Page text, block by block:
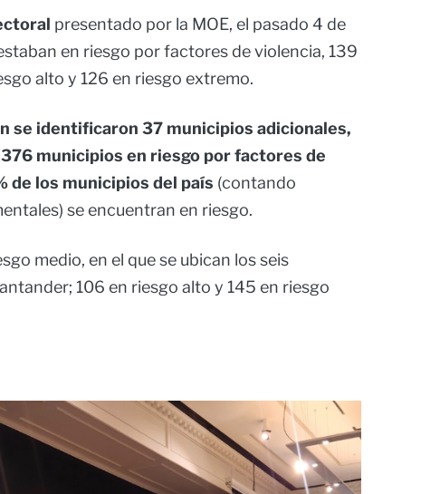
presentado por la MOE, el pasado 4 de
en riesgo por factores de violencia, 139
alto y 126 en riesgo extremo.
se identificaron 37 municipios adicionales,
municipios en riesgo por factores de
de los municipios del país (contando
se encuentran en riesgo.
medio, en el que se ubican los seis
106 en riesgo alto y 145 en riesgo